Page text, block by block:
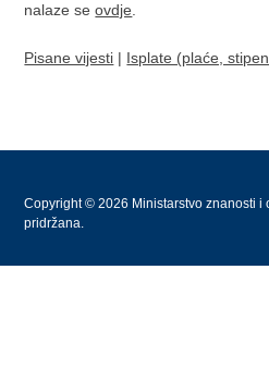
nalaze seovdje
Pisane vijesti | Isplate (plaće,
Copyright © 2026 Ministarstvo znanosti i
pridržana.